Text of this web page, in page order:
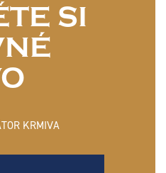
SI